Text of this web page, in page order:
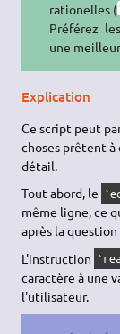
rationelles (
Préférez
une
Explication
Ce script peut
choses prêtent à
détail.
Tout abord, le
même ligne, ce
après la
L'instruction
caractère à une
l'utilisateur.